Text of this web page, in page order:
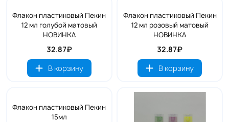
Флакон пластиковый Пекин
12 мл голубой матовый
НОВИНКА
32.87₽
В корзину
Флакон пластиковый Пекин
12 мл розовый матовый
НОВИНКА
32.87₽
В корзину
Флакон пластиковый Пекин
15мл